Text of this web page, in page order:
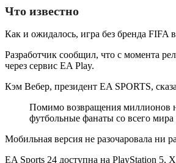
Что известно
Как и ожидалось, игра без бренда FIFA
Разработчик сообщил, что с момента
через сервис EA Play.
Кэм Вебер, президент EA SPORTS,
Помимо возвращения миллионов
футбольные фанаты со всего
Мобильная версия не разочаровала ни
EA Sports 24 доступна на PlayStation 5,